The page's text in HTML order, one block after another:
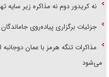
نه کریدور دوم نه مذاکره زیر سایه
جزئیات برگزاری پیاده‌روی
مذاکرات تنگه هرمز با عمان
می‌شود